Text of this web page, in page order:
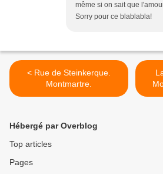
même si on sait que
Sorry pour ce blablabla!
< Rue de Steinkerque.
Montmartre.
Hébergé par Overblog
Top articles
Pages